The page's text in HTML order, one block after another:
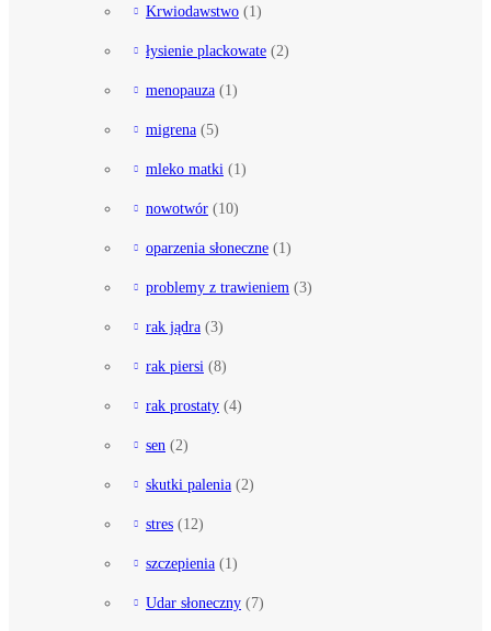
Krwiodawstwo (1)
łysienie plackowate (2)
menopauza (1)
migrena (5)
mleko matki (1)
nowotwór (10)
oparzenia słoneczne (1)
problemy z trawieniem (3)
rak jądra (3)
rak piersi (8)
rak prostaty (4)
sen (2)
skutki palenia (2)
stres (12)
szczepienia (1)
Udar słoneczny (7)